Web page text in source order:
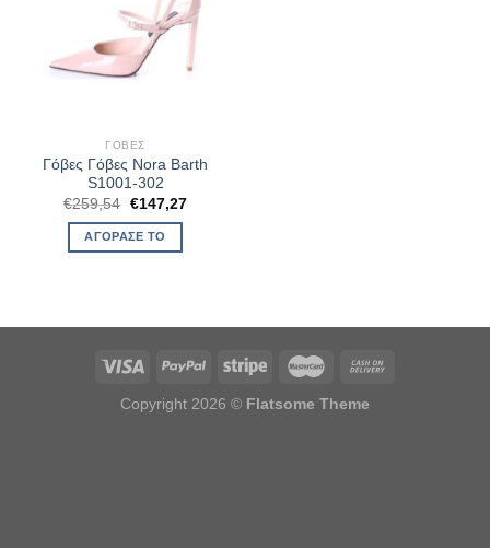
ΓΌΒΕΣ
Γόβες Γόβες Nora Barth
S1001-302
€259,54 Original
was:
€259,54.
€147,27Η
ΑΓΌΡΑΣΈ ΤΟ
Copyright 2026 © Flatsome Theme